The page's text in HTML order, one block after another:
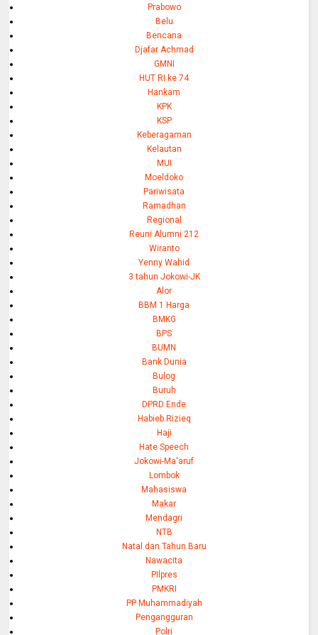
Prabowo
Belu
Bencana
Djafar Achmad
GMNI
HUT RI ke 74
Hankam
KPK
KSP
Keberagaman
Kelautan
MUI
Moeldoko
Pariwisata
Ramadhan
Regional
Reuni Alumni 212
Wiranto
Yenny Wahid
3 tahun Jokowi-JK
Alor
BBM 1 Harga
BMKG
BPS
BUMN
Bank Dunia
Bulog
Buruh
DPRD Ende
Habieb Rizieq
Haji
Hate Speech
Jokowi-Ma'aruf
Lombok
Mahasiswa
Makar
Mendagri
NTB
Natal dan Tahun Baru
Nawacita
PIlpres
PMKRI
PP Muhammadiyah
Pengangguran
Polri